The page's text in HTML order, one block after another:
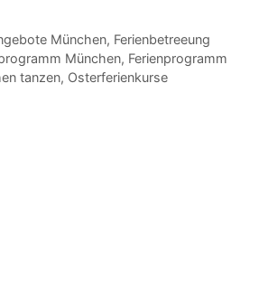
München, Ferienbetreeung
München, Ferienprogramm
tanzen, Osterferienkurse